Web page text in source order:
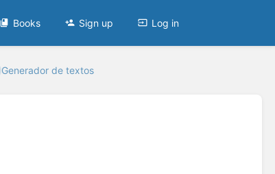
Books Sign up Log in
Generador de textos